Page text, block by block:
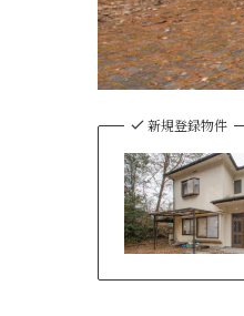
新規登録物件